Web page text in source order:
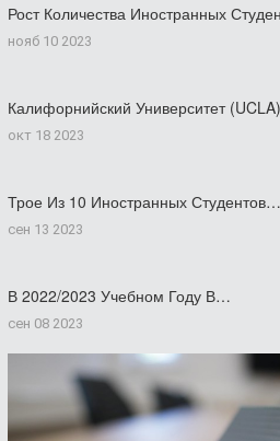
Рост Количества Иностранных
нояб 10 2023
Калифорнийский Университет
окт 18 2023
Трое Из 10 Иностранных Студентов…
сен 13 2023
В 2022/2023 Учебном Году В…
сен 08 2023